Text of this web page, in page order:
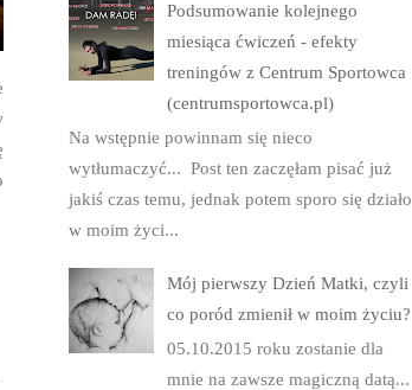
Podsumowanie kolejnego
miesiąca ćwiczeń - efekty
treningów z Centrum Sportowca
(centrumsportowca.pl)
Na wstępnie powinnam się nieco
wytłumaczyć... Post ten zaczęłam pisać już
jakiś czas temu, jednak potem sporo się działo
w moim życi...
Mój pierwszy Dzień Matki, czyli
co poród zmienił w moim życiu?
05.10.2015 roku zostanie dla
mnie na zawsze magiczną datą...